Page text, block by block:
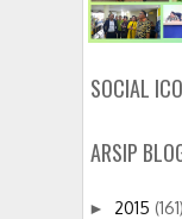
SOCIAL
ARSIP
► 2015 (161)